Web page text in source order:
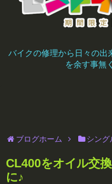
バイクの修理から日々の出
を余す事無
ブログホーム シング
CL400をオイル交
に♪